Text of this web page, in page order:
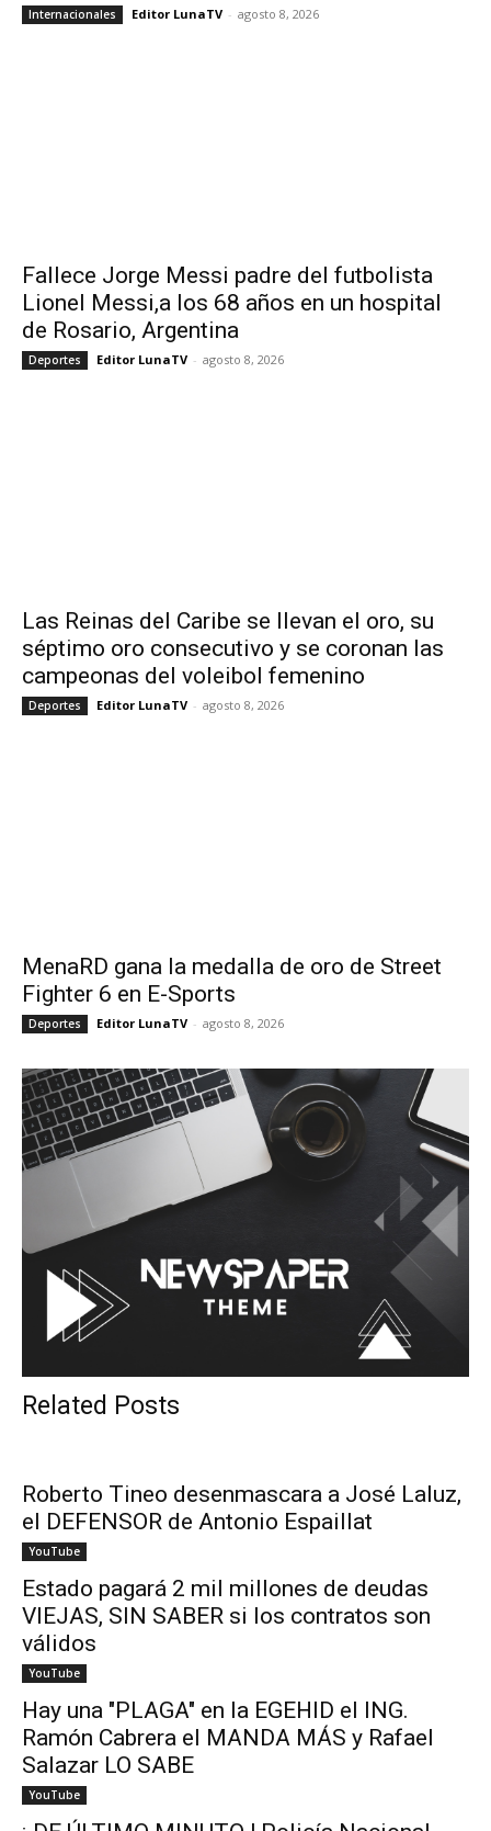
Internacionales Editor LunaTV - agosto 8, 2026
Fallece Jorge Messi padre del futbolista
Lionel Messi,a los 68 años en un hospital
de Rosario, Argentina
Deportes Editor LunaTV - agosto 8, 2026
Las Reinas del Caribe se llevan el oro, su
séptimo oro consecutivo y se coronan las
campeonas del voleibol femenino
Deportes Editor LunaTV - agosto 8, 2026
MenaRD gana la medalla de oro de Street
Fighter 6 en E-Sports
Deportes Editor LunaTV - agosto 8, 2026
Related Posts
Roberto Tineo desenmascara a José Laluz,
el DEFENSOR de Antonio Espaillat
YouTube
Estado pagará 2 mil millones de deudas
VIEJAS, SIN SABER si los contratos son
válidos
YouTube
Hay una "PLAGA" en la EGEHID el ING.
Ramón Cabrera el MANDA MÁS y Rafael
Salazar LO SABE
YouTube